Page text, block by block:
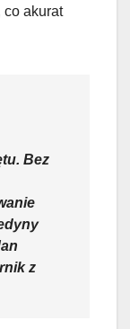
co akurat
Bez
z